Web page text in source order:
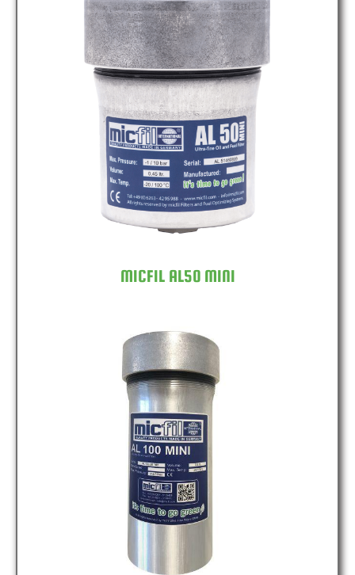
MICFIL AL50 MINI
MICFIL AL50 MINI
MICFIL AL100 MINI